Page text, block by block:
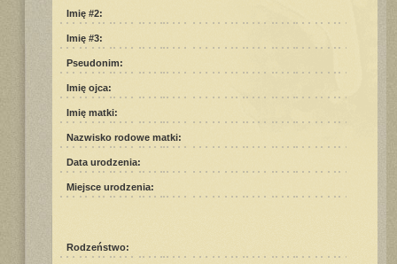
Imię #2:
Imię #3:
Pseudonim:
Imię ojca:
Imię matki:
Nazwisko rodowe matki:
Data urodzenia:
Miejsce urodzenia:
Rodzeństwo: